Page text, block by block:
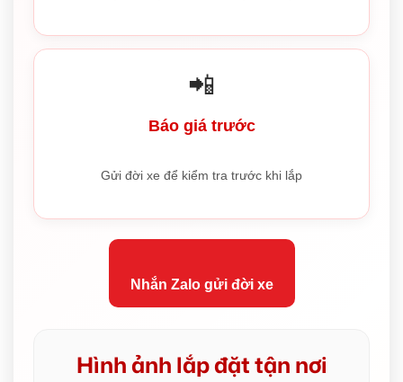
📲
Báo giá trước
Gửi đời xe để kiểm tra trước khi lắp
Nhắn Zalo gửi đời xe
Hình ảnh lắp đặt tận nơi